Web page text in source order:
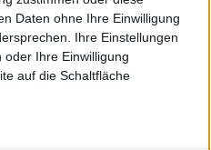
Daten ohne Ihre Einwilligung
Ihre Einstellungen
Ihre Einwilligung
auf die Schaltfläche